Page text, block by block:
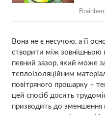
Вона не є несучою, а її
створити між
певний зазор, який може
теплоізоляційним
повітряного прошарку –
цей спосіб досить
призводить до зменшення